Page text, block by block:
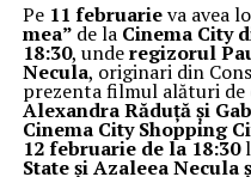
Pe 11 februarieva avea
mea” de la Cinema City
18:30, underegizorul
Necula, originari din
prezenta filmul alături de
Alexandra Răduță și
Cinema City Shopping
12 februarie de la 18:30
State și Azaleea